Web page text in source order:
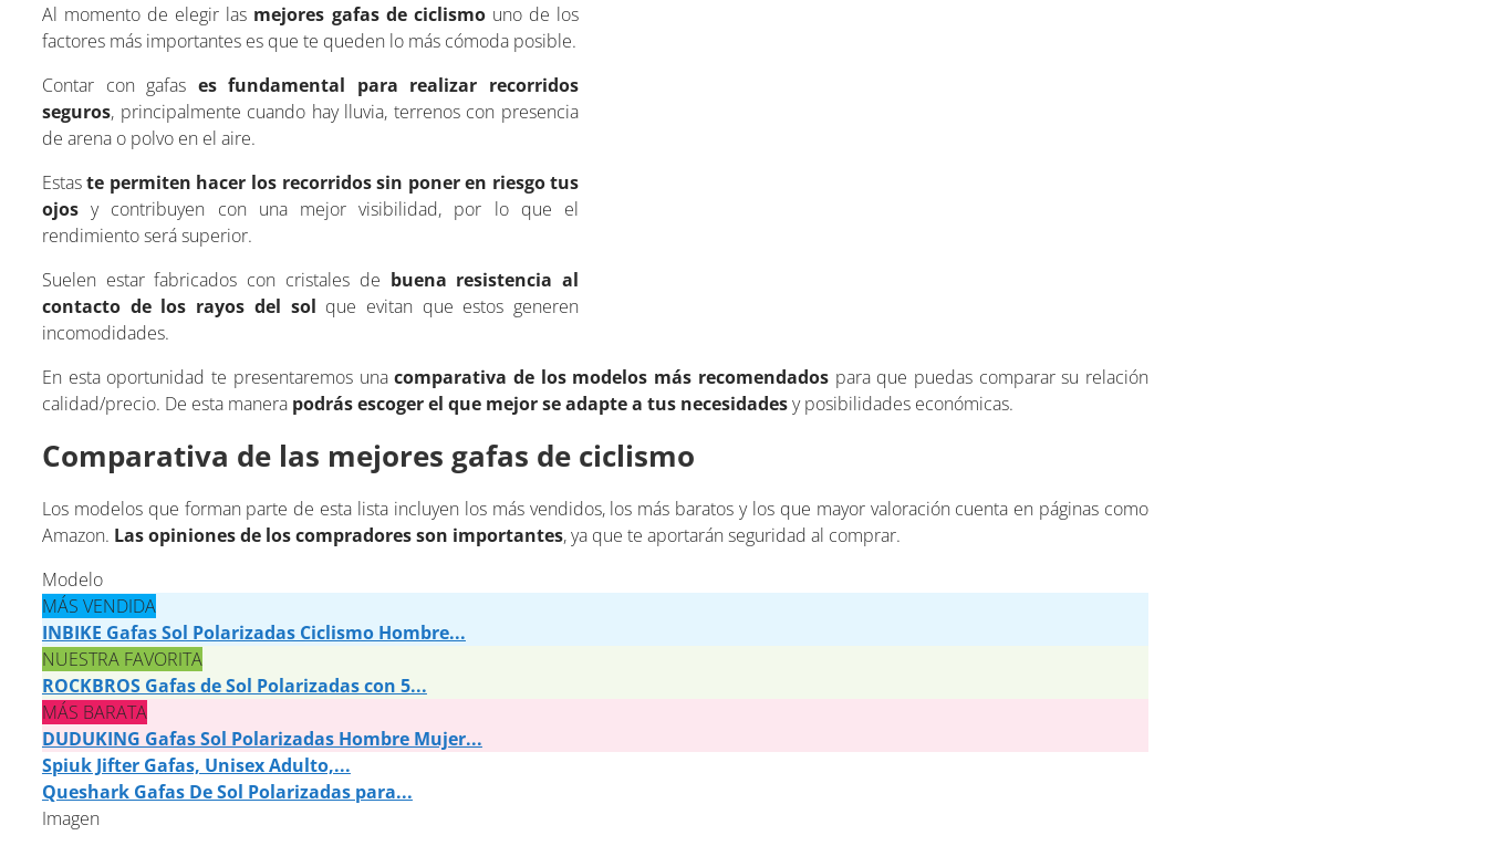
Al momento de elegir las mejores gafas de ciclismouno de los
factores más importantes es que te queden lo más cómoda posible.
Contar con gafas es fundamental para realizar recorridos
seguros, principalmente cuando hay lluvia, terrenos con presencia
de arena o polvo en el aire.
Estaste permiten hacer los recorridos sin poner en riesgo tus
ojosy contribuyen con una mejor visibilidad, por lo que el
rendimiento será superior.
Suelen estar fabricados con cristales de buena resistencia al
contacto de los rayos del sol que evitan que estos generen
incomodidades.
En esta oportunidad te presentaremos unacomparativa de los modelos más recomendadospara que puedas comparar su relación
calidad/precio. De esta manera podrás escoger el que mejor se adapte a tus necesidadesy posibilidades económicas.
Comparativa de las mejores gafas de ciclismo
Los modelos que forman parte de esta lista incluyen los más vendidos, los más baratos y los que mayor valoración cuenta en páginas como
Amazon. Las opiniones de los compradores son importantes, ya que te aportarán seguridad al comprar.
Modelo
MÁS VENDIDA
INBIKE Gafas Sol Polarizadas Ciclismo Hombre...
NUESTRA FAVORITA
ROCKBROS Gafas de Sol Polarizadas con 5...
MÁS BARATA
DUDUKING Gafas Sol Polarizadas Hombre Mujer...
Spiuk Jifter Gafas, Unisex Adulto,...
Queshark Gafas De Sol Polarizadas para...
Imagen